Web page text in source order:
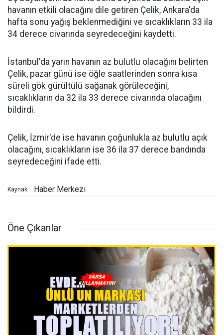
havanın etkili olacağını dile getiren Çelik, Ankara'da
hafta sonu yağış beklenmediğini ve sıcaklıkların 33 ila
34 derece civarında seyredeceğini kaydetti.
İstanbul'da yarın havanın az bulutlu olacağını belirten
Çelik, pazar günü ise öğle saatlerinden sonra kısa
süreli gök gürültülü sağanak görüleceğini,
sıcaklıkların da 32 ila 33 derece civarında olacağını
bildirdi.
Çelik, İzmir'de ise havanın çoğunlukla az bulutlu açık
olacağını, sıcaklıkların ise 36 ila 37 derece bandında
seyredeceğini ifade etti.
Kaynak: Haber Merkezi
Öne Çıkanlar